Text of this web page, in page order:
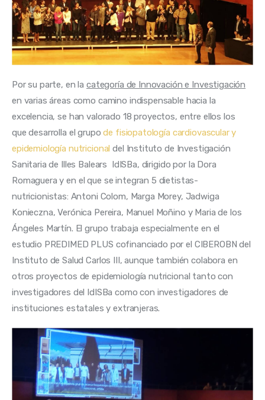
Por su parte, en la categoría de Innovación e Investigación
en varias áreas como camino indispensable hacia la
excelencia, se han valorado 18 proyectos, entre ellos los
que desarrolla el grupo de fisiopatología cardiovascular y
epidemiología nutricional del Instituto de Investigación
Sanitaria de Illes Balears  IdISBa, dirigido por la Dora
Romaguera y en el que se integran 5 dietistas-
nutricionistas: Antoni Colom, Marga Morey, Jadwiga
Konieczna, Verónica Pereira, Manuel Moñino y Maria de los
Ángeles Martín. El grupo trabaja especialmente en el
estudio PREDIMED PLUS cofinanciado por el CIBEROBN del
Instituto de Salud Carlos III, aunque también colabora en
otros proyectos de epidemiología nutricional tanto con
investigadores del IdISBa como con investigadores de
instituciones estatales y extranjeras.